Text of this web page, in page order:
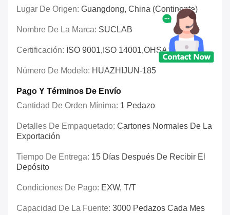
Lugar De Origen: Guangdong, China (continente)
Nombre De La Marca: SUCLAB
Certificación: ISO 9001,ISO 14001,OHSAS 18001
Número De Modelo: HUAZHIJUN-185
Pago Y Términos De Envío
Cantidad De Orden Mínima: 1 Pedazo
Detalles De Empaquetado: Cartones Normales De La
Exportación
Tiempo De Entrega: 15 Días Después De Recibir El
Depósito
Condiciones De Pago: EXW, T/T
Capacidad De La Fuente: 3000 Pedazos Cada Mes